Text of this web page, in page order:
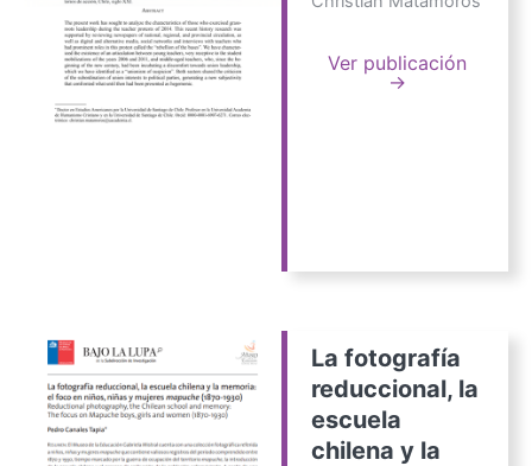
Ver publicación
→
La fotografía
reduccional, la
escuela
chilena y la